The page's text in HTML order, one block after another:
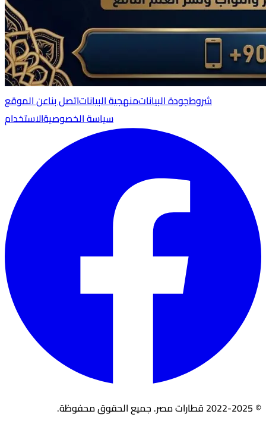
عن الموقعاتصل بنامنهجية البياناتجودة البياناتشروط
الاستخدامسياسة الخصوصية
© 2022-2025 قطارات مصر. جميع الحقوق محفوظة.